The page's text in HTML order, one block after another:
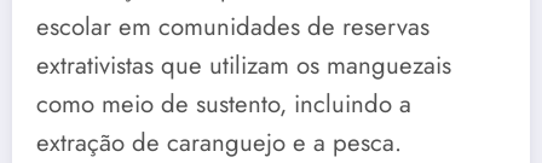
escolar em comunidades de reservas
extrativistas que utilizam os manguezais
como meio de sustento, incluindo a
extração de caranguejo e a pesca.